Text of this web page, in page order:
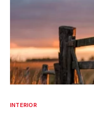
INTERIOR